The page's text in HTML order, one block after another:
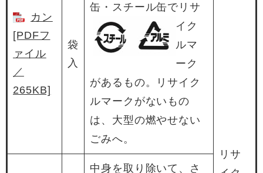
カン
[PDFフ
ァイル
／
265KB]
袋
入
缶・スチール缶でリサ
イク
ルマ
ーク
があるもの。リサイク
ルマークがないもの
は、大型の燃やせない
ごみへ。
リサ
中身を取り除いて、さ